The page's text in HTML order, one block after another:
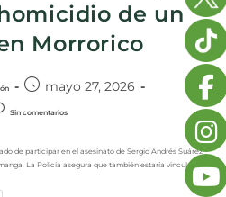
de un
Morrorico
mayo 27, 2026
Sin comentarios
de participar en el asesinato de Sergio Andrés Suárez
La Policía asegura que también estaría vinculado…